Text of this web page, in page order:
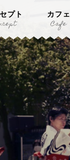
プト カフェ
Cafe